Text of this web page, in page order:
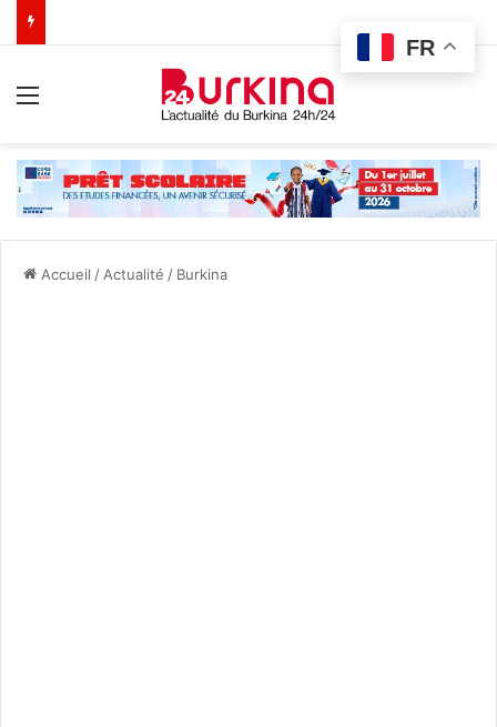
Accueil / Actualité / Burkina
FR